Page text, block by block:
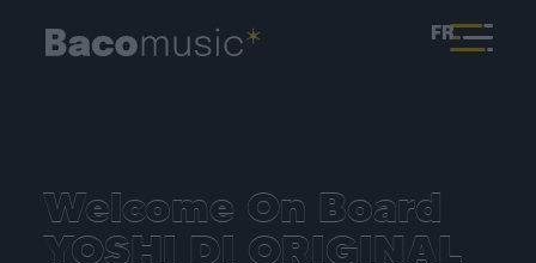
FR
Welcome On Board
YOSHI DI ORIGINAL